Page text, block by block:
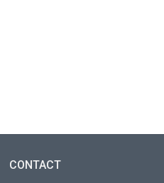
CONTACT